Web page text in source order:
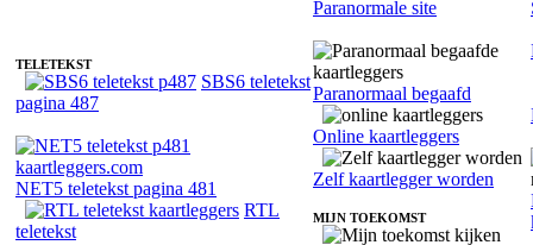
TELETEKST
SBS6 teletekst
pagina 487
NET5 teletekst pagina 481
RTL
teletekst
Paranormale site
Paranormaal begaafd
Online kaartleggers
Zelf kaartlegger worden
MIJN TOEKOMST